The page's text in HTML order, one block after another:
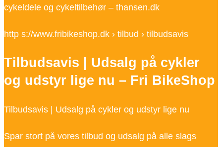
cykeldele og cykeltilbehør – thansen.dk
http s://www.fribikeshop.dk › tilbud › tilbudsavis
Tilbudsavis | Udsalg på cykler
og udstyr lige nu – Fri BikeShop
Tilbudsavis | Udsalg på cykler og udstyr lige nu
Spar stort på vores tilbud og udsalg på alle slags